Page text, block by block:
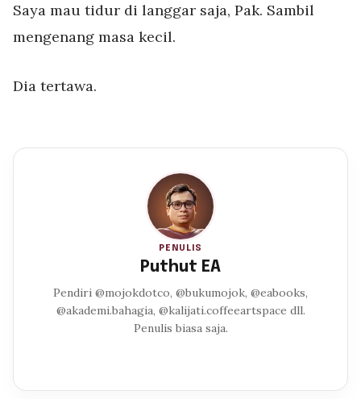
Saya mau tidur di langgar saja, Pak. Sambil
mengenang masa kecil.
Dia tertawa.
PENULIS
Puthut EA
Pendiri @mojokdotco, @bukumojok, @eabooks,
@akademi.bahagia, @kalijati.coffeeartspace dll.
Penulis biasa saja.